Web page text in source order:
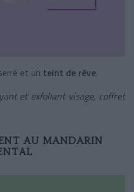
et un teint de rêve.
et exfoliant visage, coffret
AU MANDARIN